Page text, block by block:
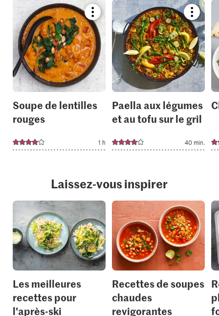
Bookmark
recipe
or
add
it
to
your
collections.
Soupe de lentilles
rouges
1 h
recipe
or
add
it
to
your
Paella aux légumes
et au tofu sur le gril
40 min.
Laissez-vous inspirer
Les meilleures
recettes pour
l'après-ski
Recettes de soupes
chaudes
revigorantes